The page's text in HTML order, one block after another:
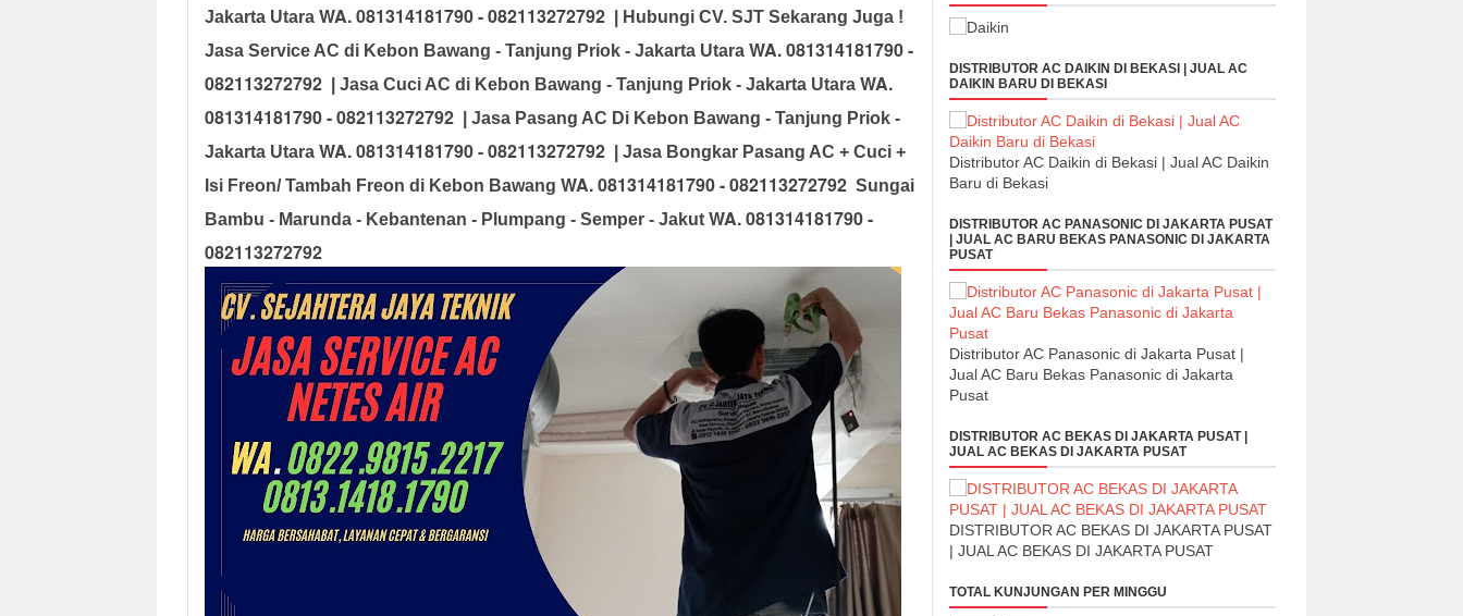
Jakarta Utara WA. 081314181790 - 082113272792
| Hubungi CV. SJT Sekarang Juga !
Jasa Service AC di Kebon Bawang - Tanjung Priok - Jakarta Utara WA. 081314181790 -
082113272792
| Jasa Cuci AC di Kebon Bawang - Tanjung Priok - Jakarta Utara WA.
081314181790 - 082113272792
| Jasa Pasang AC Di Kebon Bawang - Tanjung Priok -
Jakarta Utara WA. 081314181790 - 082113272792
| Jasa Bongkar Pasang AC + Cuci +
Isi Freon/ Tambah Freon di Kebon Bawang WA. 081314181790 - 082113272792 Sungai
Bambu - Marunda - Kebantenan - Plumpang - Semper - Jakut WA. 081314181790 -
082113272792
DISTRIBUTOR AC DAIKIN DI BEKASI | JUAL AC
DAIKIN BARU DI BEKASI
Distributor AC Daikin di Bekasi | Jual AC Daikin
Baru di Bekasi
DISTRIBUTOR AC PANASONIC DI JAKARTA PUSAT
| JUAL AC BARU BEKAS PANASONIC DI JAKARTA
PUSAT
Distributor AC Panasonic di Jakarta Pusat |
Jual AC Baru Bekas Panasonic di Jakarta
Pusat
DISTRIBUTOR AC BEKAS DI JAKARTA PUSAT |
JUAL AC BEKAS DI JAKARTA PUSAT
DISTRIBUTOR AC BEKAS DI JAKARTA PUSAT
| JUAL AC BEKAS DI JAKARTA PUSAT
TOTAL KUNJUNGAN PER MINGGU